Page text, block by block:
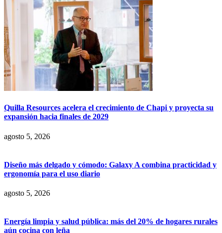
Quilla Resources acelera el crecimiento de Chapi y proyecta su
expansión hacia finales de 2029
agosto 5, 2026
Diseño más delgado y cómodo: Galaxy A combina practicidad y
ergonomía para el uso diario
agosto 5, 2026
Energía limpia y salud pública: más del 20% de hogares rurales
aún cocina con leña